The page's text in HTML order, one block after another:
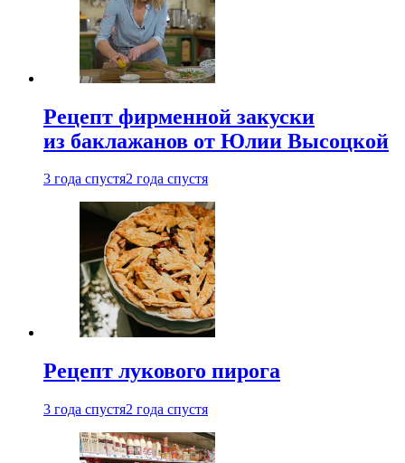
Рецепт фирменной закуски
из баклажанов от Юлии Высоцкой
3 года спустя2 года спустя
Рецепт лукового пирога
3 года спустя2 года спустя